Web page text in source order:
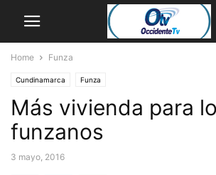
Home Funza
Cundinamarca Funza
Más vivienda para
funzanos
3 mayo, 2016